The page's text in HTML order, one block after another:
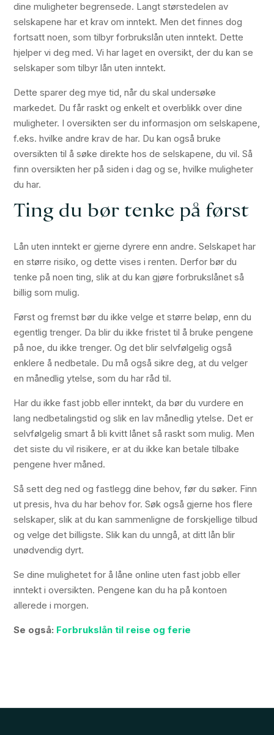
dine muligheter begrensede. Langt størstedelen av
selskapene har et krav om inntekt. Men det finnes dog
fortsatt noen, som tilbyr forbrukslån uten inntekt. Dette
hjelper vi deg med. Vi har laget en oversikt, der du kan se
selskaper som tilbyr lån uten inntekt.
Dette sparer deg mye tid, når du skal undersøke
markedet. Du får raskt og enkelt et overblikk over dine
muligheter. I oversikten ser du informasjon om selskapene,
f.eks. hvilke andre krav de har. Du kan også bruke
oversikten til å søke direkte hos de selskapene, du vil. Så
finn oversikten her på siden i dag og se, hvilke muligheter
du har.
Ting du bør tenke på først
Lån uten inntekt er gjerne dyrere enn andre. Selskapet har
en større risiko, og dette vises i renten. Derfor bør du
tenke på noen ting, slik at du kan gjøre forbrukslånet så
billig som mulig.
Først og fremst bør du ikke velge et større beløp, enn du
egentlig trenger. Da blir du ikke fristet til å bruke pengene
på noe, du ikke trenger. Og det blir selvfølgelig også
enklere å nedbetale. Du må også sikre deg, at du velger
en månedlig ytelse, som du har råd til.
Har du ikke fast jobb eller inntekt, da bør du vurdere en
lang nedbetalingstid og slik en lav månedlig ytelse. Det er
selvfølgelig smart å bli kvitt lånet så raskt som mulig. Men
det siste du vil risikere, er at du ikke kan betale tilbake
pengene hver måned.
Så sett deg ned og fastlegg dine behov, før du søker. Finn
ut presis, hva du har behov for. Søk også gjerne hos flere
selskaper, slik at du kan sammenligne de forskjellige tilbud
og velge det billigste. Slik kan du unngå, at ditt lån blir
unødvendig dyrt.
Se dine mulighetet for å låne online uten fast jobb eller
inntekt i oversikten. Pengene kan du ha på kontoen
allerede i morgen.
Se også: Forbrukslån til reise og ferie